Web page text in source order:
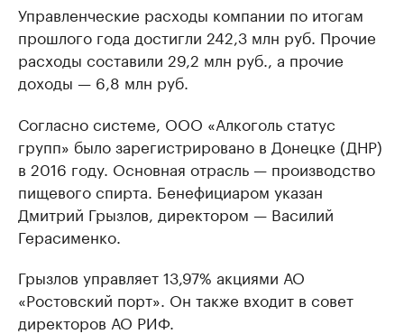
Управленческие расходы компании по итогам
прошлого года достигли 242,3 млн руб. Прочие
расходы составили 29,2 млн руб., а прочие
доходы — 6,8 млн руб.
Согласно системе, ООО «Алкоголь статус
групп» было зарегистрировано в Донецке (ДНР)
в 2016 году. Основная отрасль — производство
пищевого спирта. Бенефициаром указан
Дмитрий Грызлов, директором — Василий
Герасименко.
Грызлов управляет 13,97% акциями АО
«Ростовский порт». Он также входит в совет
директоров АО РИФ.